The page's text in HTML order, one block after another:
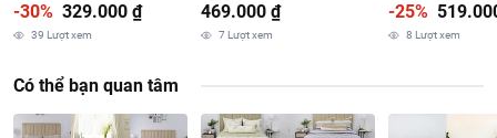
-30% 329.000 ₫
39 Lượt xem
469.000 ₫
7 Lượt xem
-25%
8 Lượt xem
Có thể bạn quan tâm